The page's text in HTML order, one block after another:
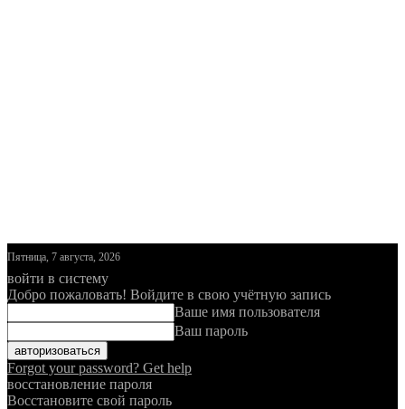
Пятница, 7 августа, 2026
войти в систему
Добро пожаловать! Войдите в свою учётную запись
Ваше имя пользователя
Ваш пароль
Forgot your password? Get help
восстановление пароля
Восстановите свой пароль